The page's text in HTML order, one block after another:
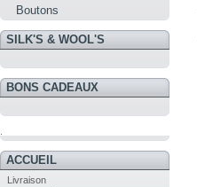
Boutons
SILK'S & WOOL'S
BONS CADEAUX
ACCUEIL
Livraison